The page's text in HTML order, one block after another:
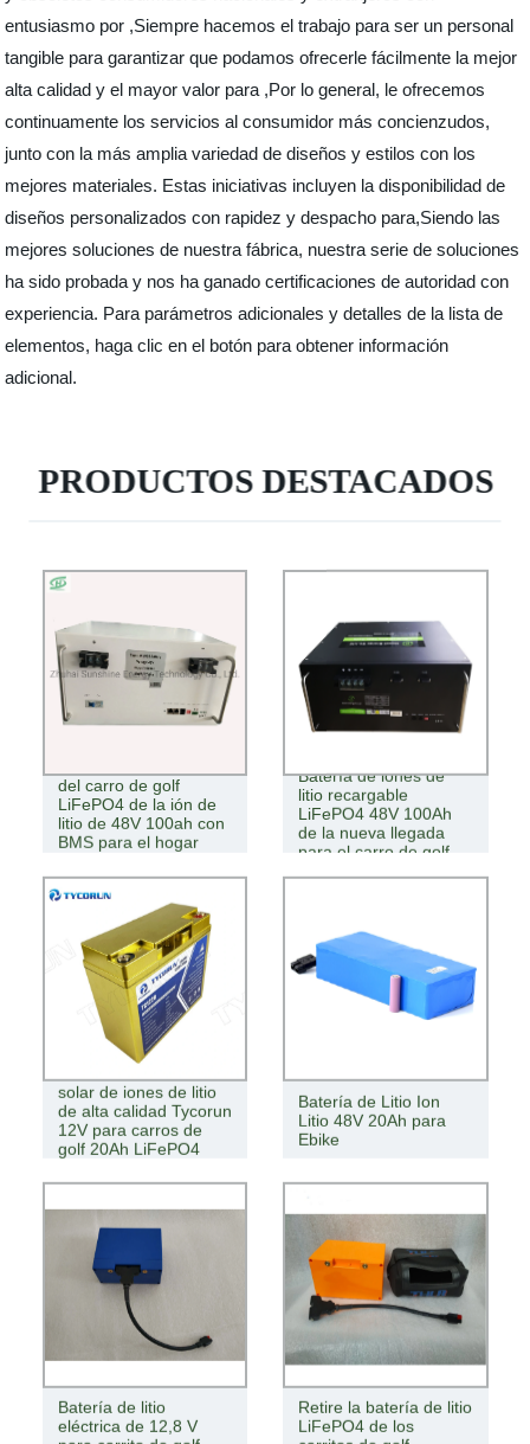
entusiasmo por ,Siempre hacemos el trabajo para ser un personal
tangible para garantizar que podamos ofrecerle fácilmente la mejor
alta calidad y el mayor valor para ,Por lo general, le ofrecemos
continuamente los servicios al consumidor más concienzudos,
junto con la más amplia variedad de diseños y estilos con los
mejores materiales. Estas iniciativas incluyen la disponibilidad de
diseños personalizados con rapidez y despacho para,Siendo las
mejores soluciones de nuestra fábrica, nuestra serie de soluciones
ha sido probada y nos ha ganado certificaciones de autoridad con
experiencia. Para parámetros adicionales y detalles de la lista de
elementos, haga clic en el botón para obtener información
adicional.
PRODUCTOS DESTACADOS
del carro de golf
LiFePO4 de la ión de
litio de 48V 100ah con
BMS para el hogar
Batería de iones de
litio recargable
LiFePO4 48V 100Ah
de la nueva llegada
para el carro de golf
solar de iones de litio
de alta calidad Tycorun
12V para carros de
golf 20Ah LiFePO4
Batería de Litio Ion
Litio 48V 20Ah para
Ebike
Batería de litio
eléctrica de 12,8 V
Retire la batería de litio
LiFePO4 de los